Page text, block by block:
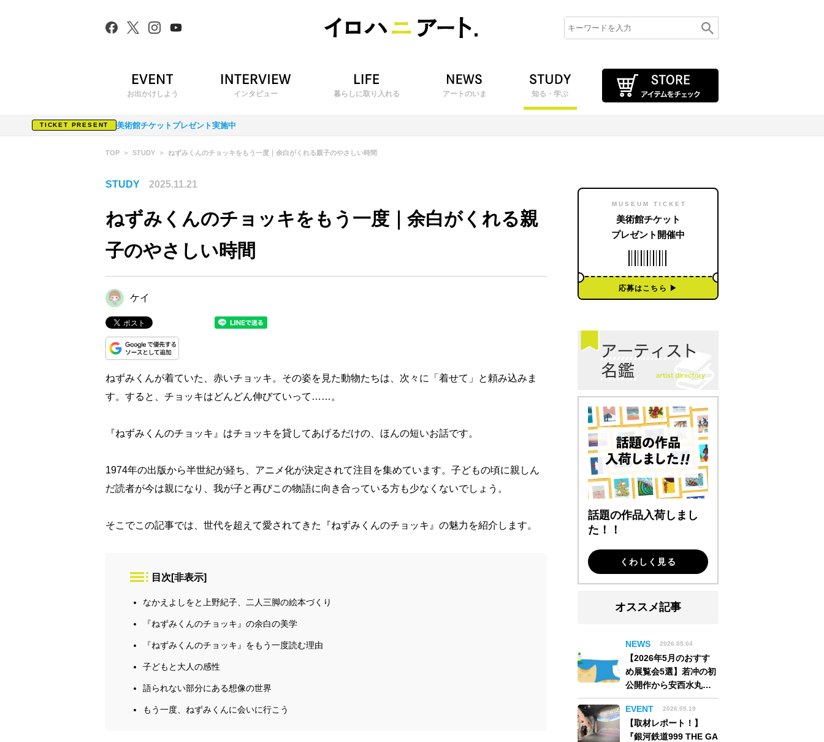
お出かけしよう インタビュー 暮らしに取り入れる アートのいま 知る・学ぶ
TICKET PRESENT 美術館チケットプレゼント実施中
TOP STUDY ねずみくんのチョッキをもう一度｜余白がくれる親子のやさしい時間
STUDY 2025.11.21
ねずみくんのチョッキをもう一度｜余白がくれる親
子のやさしい時間
ケイ
ねずみくんが着ていた、赤いチョッキ。その姿を見た動物たちは、次々に「着せて」と頼み込みま
す。すると、チョッキはどんどん伸びていって……。
『ねずみくんのチョッキ』はチョッキを貸してあげるだけの、ほんの短いお話です。
1974年の出版から半世紀が経ち、アニメ化が決定されて注目を集めています。子どもの頃に親しん
だ読者が今は親になり、我が子と再びこの物語に向き合っている方も少なくないでしょう。
そこでこの記事では、世代を超えて愛されてきた『ねずみくんのチョッキ』の魅力を紹介します。
目次 [非表示]
なかえよしをと上野紀子、二人三脚の絵本づくり
『ねずみくんのチョッキ』の余白の美学
『ねずみくんのチョッキ』をもう一度読む理由
子どもと大人の感性
語られない部分にある想像の世界
もう一度、ねずみくんに会いに行こう
MUSEUM TICKET
美術館チケット
プレゼント開催中
応募はこちら ▶︎
話題の作品入荷しまし
た！！
くわしく見る
オススメ記事
NEWS 2026.05.04
【2026年5月のおすす
め展覧会5選】若冲の初
公開作から安西水丸の
世界、そしてゴッホ
《夜のカフェテラス》
まで
EVENT 2026.05.19
【取材レポート！】
『銀河鉄道999 THE GA